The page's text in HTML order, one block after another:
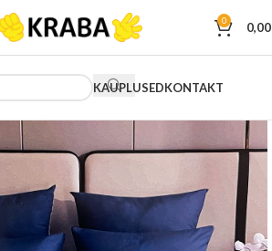
0
KAUPLUSEDKONTAKT